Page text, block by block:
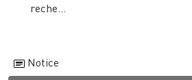
reche...
Notice